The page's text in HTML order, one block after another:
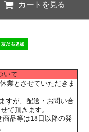
カートを見る
いて
業とさせていただきま
すが、配送・お問い合
て頂きます。
商品等は18日以降の発